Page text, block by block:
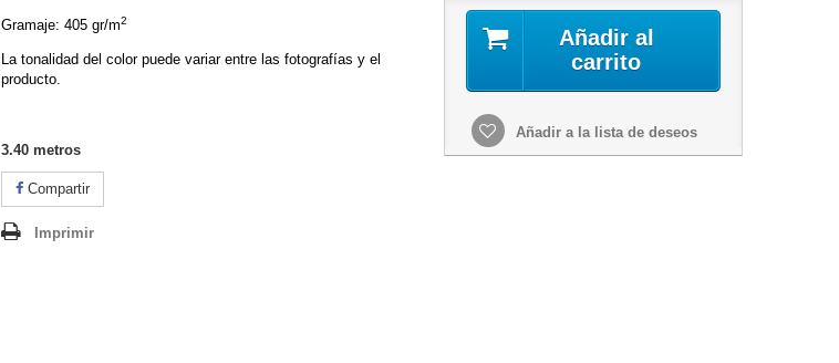
Gramaje: 405 gr/m2
La tonalidad del color puede variar entre las fotografías y el
producto.
3.40 metros
Compartir
Imprimir
Añadir al
carrito
Añadir a la lista de deseos